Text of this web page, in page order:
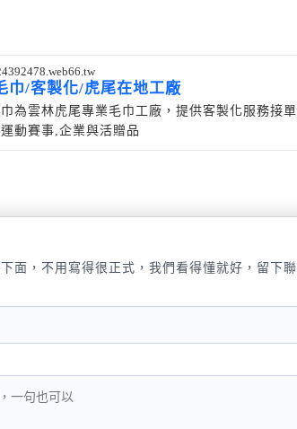
巾/客製化/虎尾在地工廠
為雲林虎尾專業毛巾工廠，提供客製化服務接
動賽事,企業與活贈品
面，不用寫得很正式，我們看得懂就好，留下